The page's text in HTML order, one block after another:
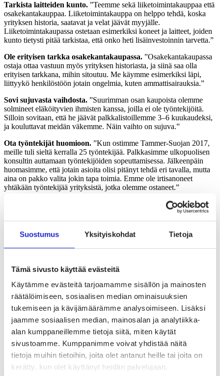
Suostumus Yksityiskohdat Tietoja
Tämä sivusto käyttää evästeitä
Käytämme evästeitä tarjoamamme sisällön ja mainosten
räätälöimiseen, sosiaalisen median ominaisuuksien
tukemiseen ja kävijämäärämme analysoimiseen. Lisäksi
jaamme sosiaalisen median, mainosalan ja analytiikka-
alan kumppaneillemme tietoja siitä, miten käytät
sivustoamme. Kumppanimme voivat yhdistää näitä
tietoja muihin tietoihin, joita olet antanut heille tai joita on
kerätty, kun olet käyttänyt heidän palvelujaan.
Tarkista laitteiden kunto. ”Teemme sekä liiketoimintakauppaa että
osakekantakauppaa. Liiketoimintakauppa on helppo tehdä, koska
yrityksen historia, saatavat ja velat jäävät myyjälle.
Liiketoimintakaupassa ostetaan esimerkiksi koneet ja laitteet, joiden
kunto tietysti pitää tarkistaa, että onko heti lisäinvestoinnin tarvetta.”
Ole erityisen tarkka osakekantakaupassa. ”Osakekantakaupassa
ostaja ottaa vastuun myös yrityksen historiasta, ja siinä saa olla
erityisen tarkkana, mihin sitoutuu. Me käymme esimerkiksi läpi,
liittyykö henkilöstöön jotain ongelmia, kuten ammattisairauksia.”
Sovi sujuvasta vaihdosta. ”Suurimman osan kaupoista olemme
solmineet eläköityvien ihmisten kanssa, joilla ei ole työntekijöitä.
Silloin sovitaan, että he jäävät palkkalistoillemme 3–6 kuukaudeksi,
ja kouluttavat meidän väkemme. Näin vaihto on sujuva.”
Ota työntekijät huomioon. ”Kun ostimme Tammer-Suojan 2017,
meille tuli sieltä kerralla 25 työntekijää. Palkkasimme ulkopuolisen
konsultin auttamaan työntekijöiden sopeuttamisessa. Jälkeenpäin
huomasimme, että jotain asioita olisi pitänyt tehdä eri tavalla, mutta
aina on pakko valita jokin tapa toimia. Emme ole irtisanoneet
yhtäkään työntekijää yrityksistä, jotka olemme ostaneet.”
suunta Touchpointin kanssa
tamperelaisen työvaateyrityksen
kauppoja olimme tehneet tuotantoyhteistyötä jo pari vuotta”, kertoo
Domino Workwearin entinen toimitusjohtaja ja osakasArto
Nykyään hän on Touchpointin operatiivinen johtaja ja osakas.
Arto Pitkänen. KUVA Touchpoint
”Vaikka kauppa syntyi Touchpointin aloitteesta, mekin olimme
miettineet voimien yhdistämistä. Näimme, että vihreät arvot ja
ekologisuus tulevat yhä tärkeämmiksi ja nämä asiat kiinnostavat